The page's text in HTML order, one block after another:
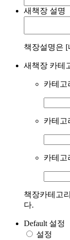
새책장 설명
책장설명은
새책장 카테
카테고
카테고
카테고
책장카테고
다.
Default 설정
설정